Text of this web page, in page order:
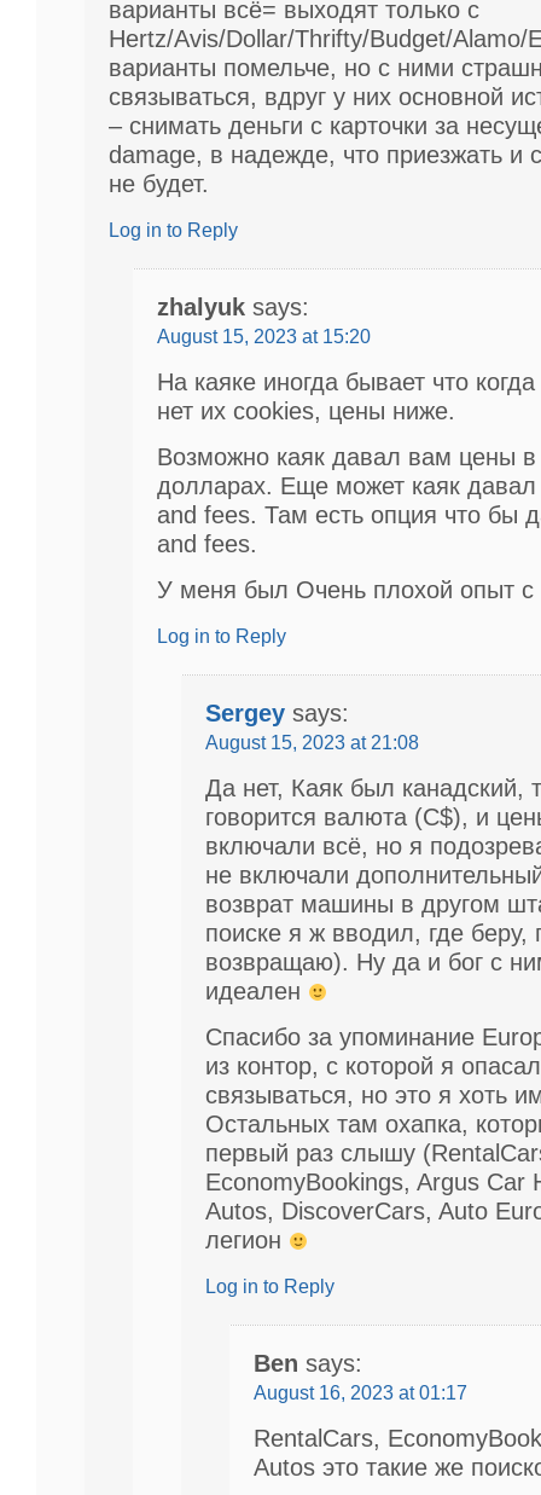
варианты всё= выходят только с
Hertz/Avis/Dollar/Thrifty/Budget/Alamo/
варианты помельче, но с ними
связываться, вдруг у них основной
– снимать деньги с карточки за
damage, в надежде, что приезжать и
не будет.
Log in to Reply
zhalyuk says:
August 15, 2023 at 15:20
На каяке иногда бывает что
нет их cookies, цены ниже.
Возможно каяк давал вам цены в
долларах. Еще может каяк давал
and fees. Там есть опция что бы
and fees.
У меня был Очень плохой опыт
Log in to Reply
Sergey says:
August 15, 2023 at 21:08
Да нет, Каяк был канадский,
говорится валюта (С$), и
включали всё, но я
не включали
возврат машины в другом
поиске я ж вводил, где беру,
возвращаю). Ну да и бог с
идеален
Спасибо за упоминание
из контор, с которой я
связываться, но это я хоть
Остальных там охапка,
первый раз слышу
EconomyBookings, Argus Car
Autos, DiscoverCars, Auto
легион
Log in to Reply
Ben says:
August 16, 2023 at 01:17
RentalCars,
Autos это такие же